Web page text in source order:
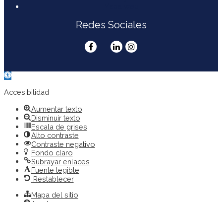
Redes Sociales
Abrir
de
Accesibilidad
Aumentar texto
Disminuir texto
Escala de grises
Alto contraste
Contraste negativo
Fondo claro
Subrayar enlaces
Fuente legible
Restablecer
Mapa del sitio